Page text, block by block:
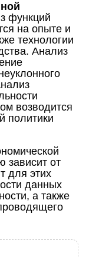
функций
на опыте и
технологии
Анализ
возводится
политики
зависит от
для этих
данных
а также